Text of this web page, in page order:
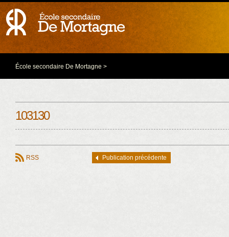
École secondaire De Mortagne >
103130
RSS Publication précédente